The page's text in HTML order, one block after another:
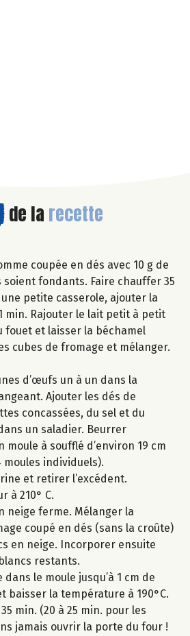
de la recette
coupée en dés avec 10 g de
soient fondants. Faire chauffer 35
petite casserole, ajouter la
min. Rajouter le lait petit à petit
fouet et laisser la béchamel
cubes de fromage et mélanger.
d’œufs un à un dans la
Ajouter les dés de
concassées, du sel et du
un saladier. Beurrer
moule à soufflé d’environ 19 cm
individuels).
et retirer l’excédent.
à 210° C.
neige ferme. Mélanger la
coupé en dés (sans la croûte)
en neige. Incorporer ensuite
restants.
le moule jusqu’à 1 cm de
baisser la température à 190°C.
min. (20 à 25 min. pour les
jamais ouvrir la porte du four !